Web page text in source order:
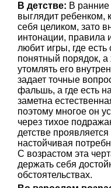
В детстве: В
выглядит ребенком,
себя целиком, зато
интонации, правила
любит игры, где есть
понятный порядок, а
утомлять его
задает точные
фальшь, а где есть
заметна
поэтому многое он
через тихое
детстве
настойчивая
С возрастом эта
держать себя
обстоятельствах.